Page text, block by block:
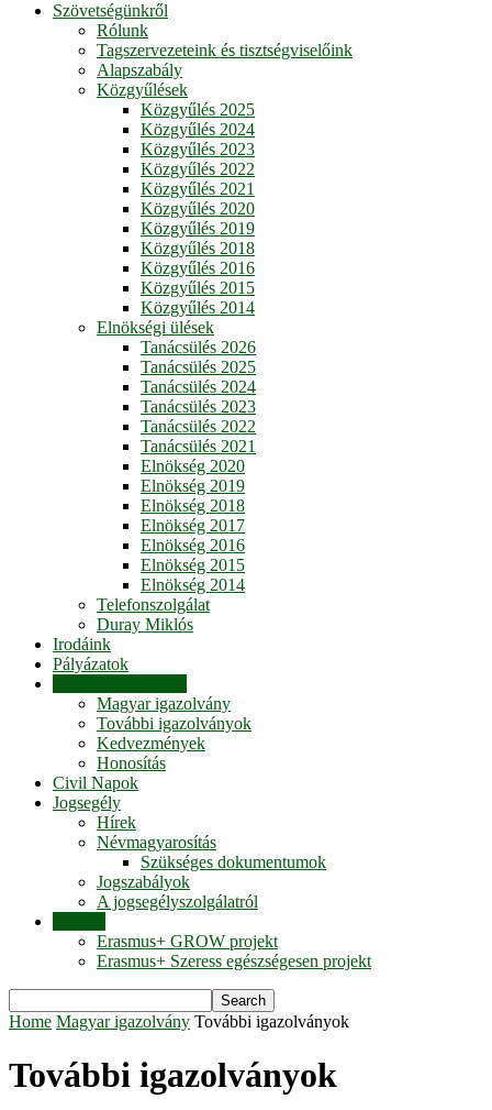
Szövetségünkről
Rólunk
Tagszervezeteink és tisztségviselőink
Alapszabály
Közgyűlések
Közgyűlés 2025
Közgyűlés 2024
Közgyűlés 2023
Közgyűlés 2022
Közgyűlés 2021
Közgyűlés 2020
Közgyűlés 2019
Közgyűlés 2018
Közgyűlés 2016
Közgyűlés 2015
Közgyűlés 2014
Elnökségi ülések
Tanácsülés 2026
Tanácsülés 2025
Tanácsülés 2024
Tanácsülés 2023
Tanácsülés 2022
Tanácsülés 2021
Elnökség 2020
Elnökség 2019
Elnökség 2018
Elnökség 2017
Elnökség 2016
Elnökség 2015
Elnökség 2014
Telefonszolgálat
Duray Miklós
Irodáink
Pályázatok
Magyar igazolvány
További igazolványok
Kedvezmények
Honosítás
Civil Napok
Jogsegély
Hírek
Névmagyarosítás
Szükséges dokumentumok
Jogszabályok
A jogsegélyszolgálatról
Erasmus+ GROW projekt
Erasmus+ Szeress egészségesen projekt
Home Magyar igazolvány További igazolványok
További igazolványok